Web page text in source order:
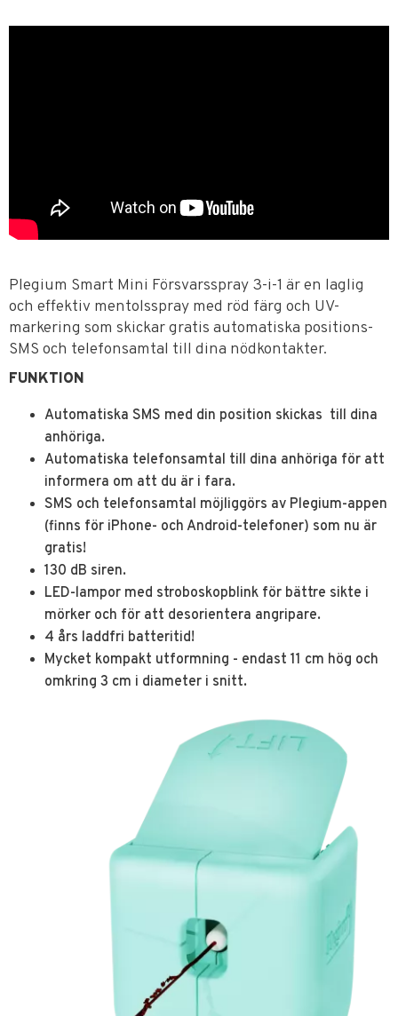
Plegium Smart Mini Försvarsspray 3-i-1 är en laglig
och effektiv mentolsspray med röd färg och UV-
markering som skickar gratis automatiska positions-
SMS och telefonsamtal till dina nödkontakter.
FUNKTION
Automatiska SMS med din position skickas till dina
anhöriga.
Automatiska telefonsamtal till dina anhöriga för att
informera om att du är i fara.
SMS och telefonsamtal möjliggörs av Plegium-appen
(finns för iPhone- och Android-telefoner) som nu är
gratis!
130 dB siren.
LED-lampor med stroboskopblink för bättre sikte i
mörker och för att desorientera angripare.
4 års laddfri batteritid!
Mycket kompakt utformning - endast 11 cm hög och
omkring 3 cm i diameter i snitt.